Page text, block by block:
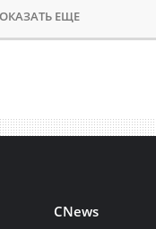
ЕЩЕ
CNews